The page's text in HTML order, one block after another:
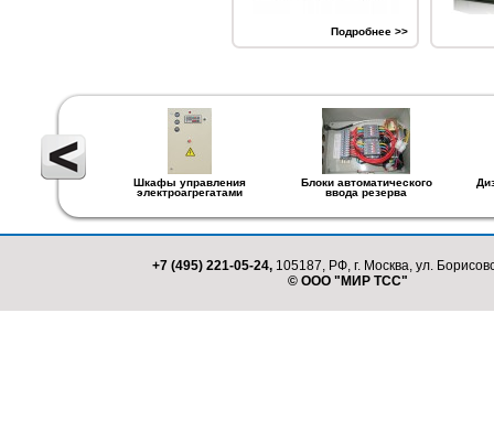
Подробнее >>
Шкафы управления
электроагрегатами
Блоки автоматического
ввода резерва
+7 (495) 221-05-24, 105187, РФ, г. Москва, ул.
© ООО "МИР ТСС"